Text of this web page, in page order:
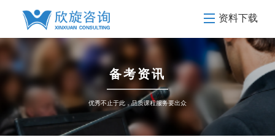
资料下载
备考资讯
优秀不止于此，品质课程服务要出众